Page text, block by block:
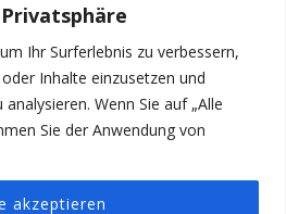
Ihr Surferlebnis zu verbessern,
Inhalte einzusetzen und
Wenn Sie auf „Alle
Sie der Anwendung von
akzeptieren
Limited |Impressum